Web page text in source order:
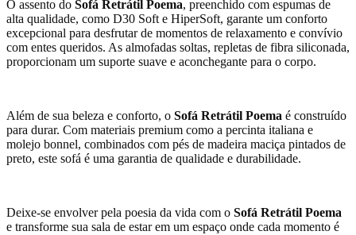
O assento do Sofá Retrátil Poema, preenchido com espumas de
alta qualidade, como D30 Soft e HiperSoft, garante um conforto
excepcional para desfrutar de momentos de relaxamento e convívio
com entes queridos. As almofadas soltas, repletas de fibra siliconada,
proporcionam um suporte suave e aconchegante para o corpo.
Além de sua beleza e conforto, o Sofá Retrátil Poema é construído
para durar. Com materiais premium como a percinta italiana e
molejo bonnel, combinados com pés de madeira maciça pintados de
preto, este sofá é uma garantia de qualidade e durabilidade.
Deixe-se envolver pela poesia da vida com o Sofá Retrátil Poema
e transforme sua sala de estar em um espaço onde cada momento é